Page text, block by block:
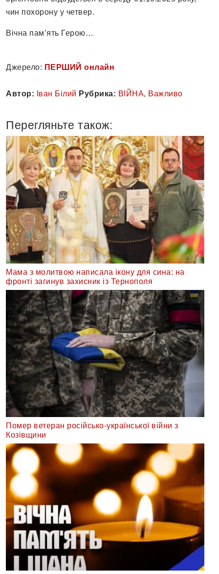
чин похорону у четвер.
Вічна пам’ять Герою…
Джерело: ПЕРШИЙ онлайн
Автор: Іван Білий Рубрика: ВІЙНА, Важливо
Перегляньте також:
Мама з молитвою написала ікону для сина: на
фронті загинув захисник із Тернополя
Помер ветеран російсько-української війни з
Козівщини